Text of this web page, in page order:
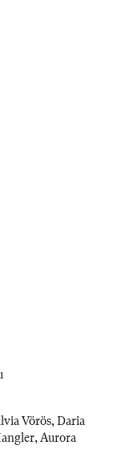
Vörös,Daria
,Aurora